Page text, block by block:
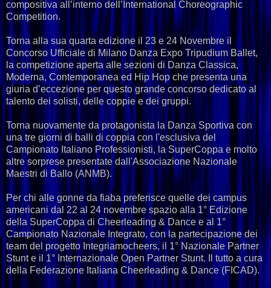
compositiva all’interno dell’International Choreographic
Competition.
Torna alla sua quarta edizione il 23 e 24 Novembre il
Concorso Ufficiale di Milano Danza Expo Tripudium Ballet,
la competizione aperta alle sezioni di Danza Classica,
Moderna, Contemporanea ed Hip Hop che presenta una
giuria d’eccezione per questo grande concorso dedicato al
talento dei solisti, delle coppie e dei gruppi.
Torna nuovamente da protagonista la Danza Sportiva con
una tre giorni di balli di coppia con l'esclusiva del
Campionato Italiano Professionisti, la SuperCoppa e molto
altre sorprese presentate dall'Associazione Nazionale
Maestri di Ballo (ANMB).
Per chi alle gonne da fiaba preferisce quelle dei campus
americani dal 22 al 24 novembre spazio alla 1° Edizione
della SuperCoppa di Cheerleading & Dance e al 1°
Campionato Nazionale Integrato, con la partecipazione dei
team del progetto Integriamocheers, il 1° Nazionale Partner
Stunt e il 1° Internazionale Open Partner Stunt. Il tutto a cura
della Federazione Italiana Cheerleading & Dance (FICAD).